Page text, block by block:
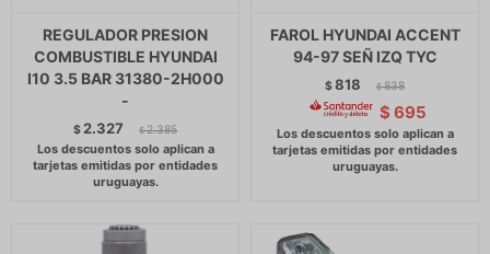
REGULADOR PRESION
COMBUSTIBLE HYUNDAI
I10 3.5 BAR 31380-2H000
-
$ 2.327 $ 2.385
FAROL HYUNDAI ACCENT
94-97 SEÑ IZQ TYC
$818 $ 838
$ 695